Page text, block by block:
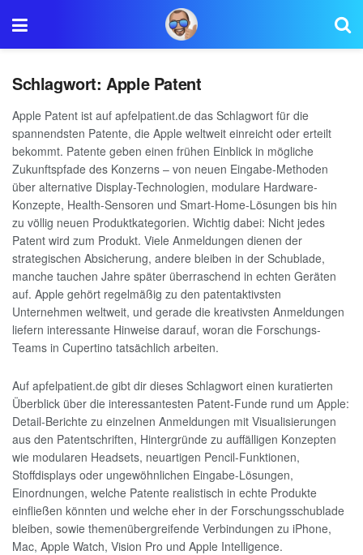
Schlagwort:Apple Patent
Apple Patent ist auf apfelpatient.de das Schlagwort für die
spannendsten Patente, die Apple weltweit einreicht oder erteilt
bekommt. Patente geben einen frühen Einblick in mögliche
Zukunftspfade des Konzerns – von neuen Eingabe-Methoden
über alternative Display-Technologien, modulare Hardware-
Konzepte, Health-Sensoren und Smart-Home-Lösungen bis hin
zu völlig neuen Produktkategorien. Wichtig dabei: Nicht jedes
Patent wird zum Produkt. Viele Anmeldungen dienen der
strategischen Absicherung, andere bleiben in der Schublade,
manche tauchen Jahre später überraschend in echten Geräten
auf. Apple gehört regelmäßig zu den patentaktivsten
Unternehmen weltweit, und gerade die kreativsten Anmeldungen
liefern interessante Hinweise darauf, woran die Forschungs-
Teams in Cupertino tatsächlich arbeiten.
Auf apfelpatient.de gibt dir dieses Schlagwort einen kuratierten
Überblick über die interessantesten Patent-Funde rund um Apple:
Detail-Berichte zu einzelnen Anmeldungen mit Visualisierungen
aus den Patentschriften, Hintergründe zu auffälligen Konzepten
wie modularen Headsets, neuartigen Pencil-Funktionen,
Stoffdisplays oder ungewöhnlichen Eingabe-Lösungen,
Einordnungen, welche Patente realistisch in echte Produkte
einfließen könnten und welche eher in der Forschungsschublade
bleiben, sowie themenübergreifende Verbindungen zu iPhone,
Mac, Apple Watch, Vision Pro und Apple Intelligence.